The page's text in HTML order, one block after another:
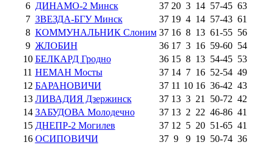
6 ДИНАМО-2 Минск 37 20 3 14 57-45 63
7 ЗВЕЗДА-БГУ Минск 37 19 4 14 57-43 61
8 КОММУНАЛЬНИК Слоним 37 16 8 13 61-55 56
9 ЖЛОБИН 36 17 3 16 59-60 54
10 БЕЛКАРД Гродно 36 15 8 13 54-45 53
11 НЕМАН Мосты 37 14 7 16 52-54 49
12 БАРАНОВИЧИ 37 11 10 16 36-42 43
13 ЛИВАДИЯ Дзержинск 37 13 3 21 50-72 42
14 ЗАБУДОВА Молодечно 37 13 2 22 46-86 41
15 ДНЕПР-2 Могилев 37 12 5 20 51-65 41
16 ОСИПОВИЧИ 37 9 9 19 50-74 36